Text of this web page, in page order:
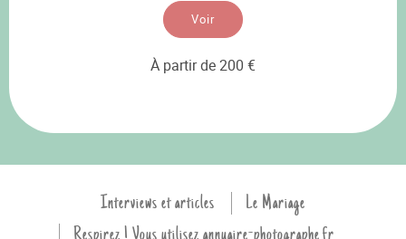
Voir
À partir de 200 €
Interviews et articles
Le Mariage